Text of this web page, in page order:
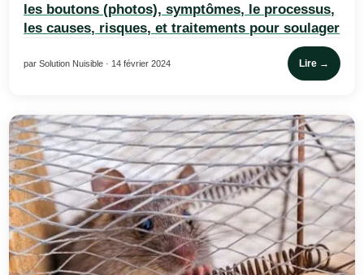
les boutons (photos), symptômes, le processus,
les causes, risques, et traitements pour soulager
par Solution Nuisible · 14 février 2024 Lire →